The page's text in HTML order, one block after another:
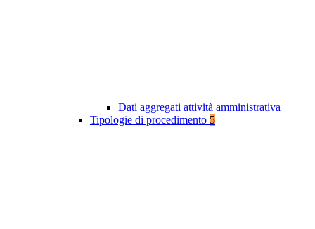
Dati aggregati attività amministrativa
Tipologie di procedimento 5